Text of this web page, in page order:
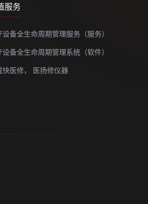
服务
设备全生命周期管理服务（服务）
设备全生命周期管理系统（软件）
医修，
医扬修仪器